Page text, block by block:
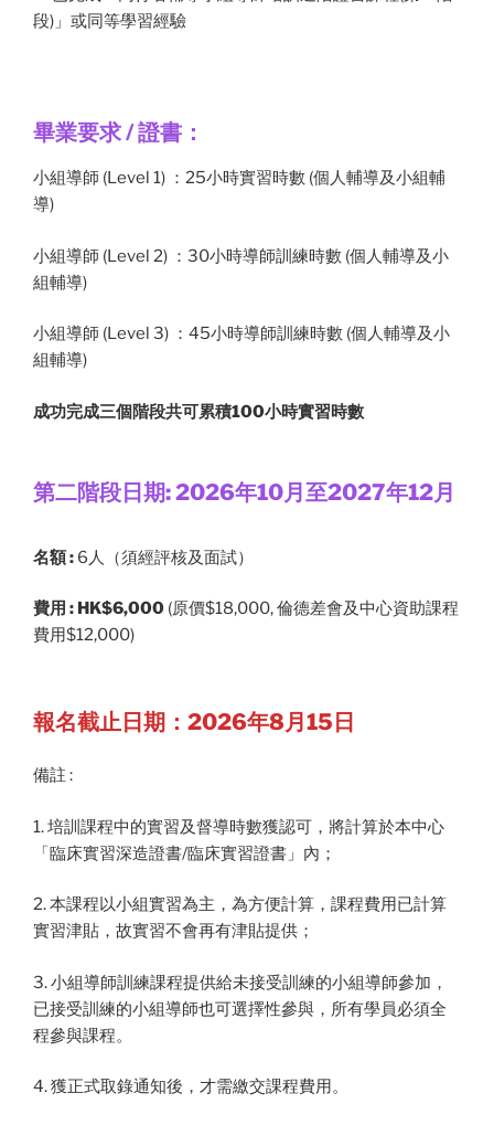
段)」或同等學習經驗
畢業要求 / 證書：
小組導師 (Level 1) ：25小時實習時數 (個人輔導及小組輔
導)
小組導師 (Level 2) ：30小時導師訓練時數 (個人輔導及小
組輔導)
小組導師 (Level 3) ：45小時導師訓練時數 (個人輔導及小
組輔導)
成功完成三個階段共可累積100小時實習時數
第二階段日期: 2026年10月至2027年12月
名額 : 6人（須經評核及面試）
費用 : HK$6,000 (原價$18,000, 倫德差會及中心資助課程
費用$12,000)
報名截止日期：2026年8月15日
備註 :
1. 培訓課程中的實習及督導時數獲認可，將計算於本中心
「臨床實習深造證書/臨床實習證書」內；
2. 本課程以小組實習為主，為方便計算，課程費用已計算
實習津貼，故實習不會再有津貼提供；
3. 小組導師訓練課程提供給未接受訓練的小組導師參加，
已接受訓練的小組導師也可選擇性參與，所有學員必須全
程參與課程。
4. 獲正式取錄通知後，才需繳交課程費用。